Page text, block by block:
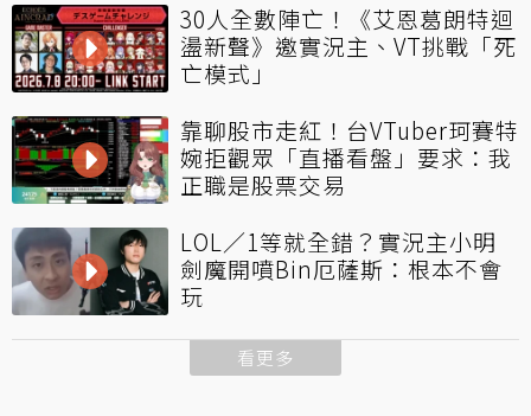
30人全數陣亡！《艾恩葛朗特迴
盪新聲》邀實況主、VT挑戰「死
亡模式」
靠聊股市走紅！台VTuber珂賽特
婉拒觀眾「直播看盤」要求：我
正職是股票交易
LOL／1等就全錯？實況主小明
劍魔開噴Bin厄薩斯：根本不會
玩
看更多